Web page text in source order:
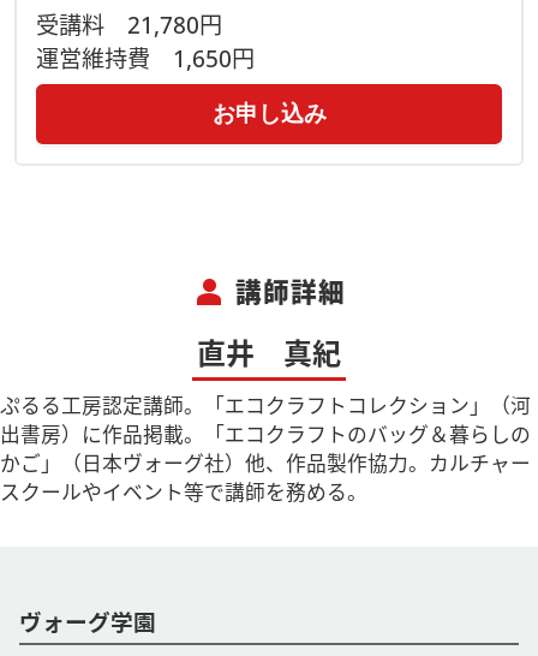
受講料 21,780円
運営維持費 1,650円
お申し込み
person 講師詳細
直井 真紀
ぷるる工房認定講師。「エコクラフトコレクション」（河
出書房）に作品掲載。「エコクラフトのバッグ＆暮らしの
かご」（日本ヴォーグ社）他、作品製作協力。カルチャー
スクールやイベント等で講師を務める。
ヴォーグ学園